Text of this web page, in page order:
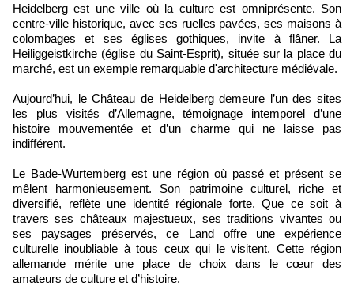
Heidelberg est une ville où la culture est omniprésente. Son
centre-ville historique, avec ses ruelles pavées, ses maisons à
colombages et ses églises gothiques, invite à flâner. La
Heiliggeistkirche (église du Saint-Esprit), située sur la place du
marché, est un exemple remarquable d'architecture médiévale.
Aujourd’hui, le Château de Heidelberg demeure l’un des sites
les plus visités d’Allemagne, témoignage intemporel d’une
histoire mouvementée et d’un charme qui ne laisse pas
indifférent.
Le Bade-Wurtemberg est une région où passé et présent se
mêlent harmonieusement. Son patrimoine culturel, riche et
diversifié, reflète une identité régionale forte. Que ce soit à
travers ses châteaux majestueux, ses traditions vivantes ou
ses paysages préservés, ce Land offre une expérience
culturelle inoubliable à tous ceux qui le visitent. Cette région
allemande mérite une place de choix dans le cœur des
amateurs de culture et d’histoire.